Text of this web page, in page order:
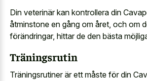
Din veterinär kan kontrollera din
åtminstone en gång om året, och om
förändringar, hittar de den bästa
Träningsrutin
Träningsrutiner är ett måste för din